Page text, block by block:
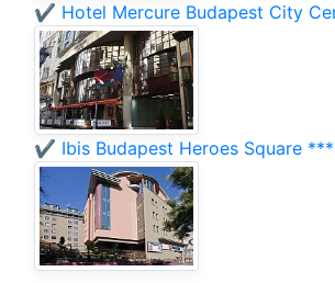
✔️ Hotel Mercure Budapest City
✔️ Ibis Budapest Heroes Square ***